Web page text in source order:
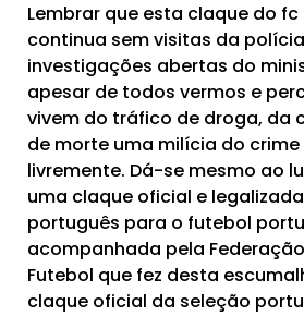
Lembrar que esta claque do fc
continua sem visitas da
investigações abertas do
apesar de todos vermos e
vivem do tráfico de droga, da
de morte uma milícia do crime
livremente. Dá-se mesmo ao
uma claque oficial e
português para o futebol
acompanhada pela
Futebol que fez desta
claque oficial da seleção